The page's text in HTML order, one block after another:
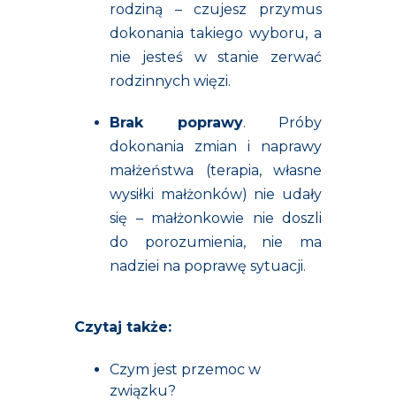
rodziną – czujesz przymus
dokonania takiego wyboru, a
nie jesteś w stanie zerwać
rodzinnych więzi.
Brak poprawy. Próby
dokonania zmian i naprawy
małżeństwa (terapia, własne
wysiłki małżonków) nie udały
się – małżonkowie nie doszli
do porozumienia, nie ma
nadziei na poprawę sytuacji.
Czytaj także:
Czym jest przemoc w
związku?